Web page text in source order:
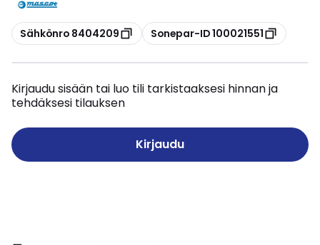
Kopioi
Sähkönro 8404209 Kopioi
Sonepar-ID 100021551
Kirjaudu sisään tai luo tili tarkistaaksesi hinnan ja
tehdäksesi tilauksen
Kirjaudu